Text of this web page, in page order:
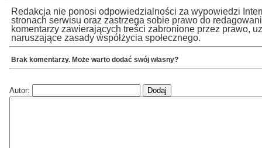
Redakcja nie ponosi odpowiedzialności za wypowiedzi
stronach serwisu oraz zastrzega sobie prawo do
komentarzy zawierających treści zabronione przez prawo,
naruszające zasady współżycia społecznego.
Brak komentarzy. Może warto dodać swój własny?
Autor: